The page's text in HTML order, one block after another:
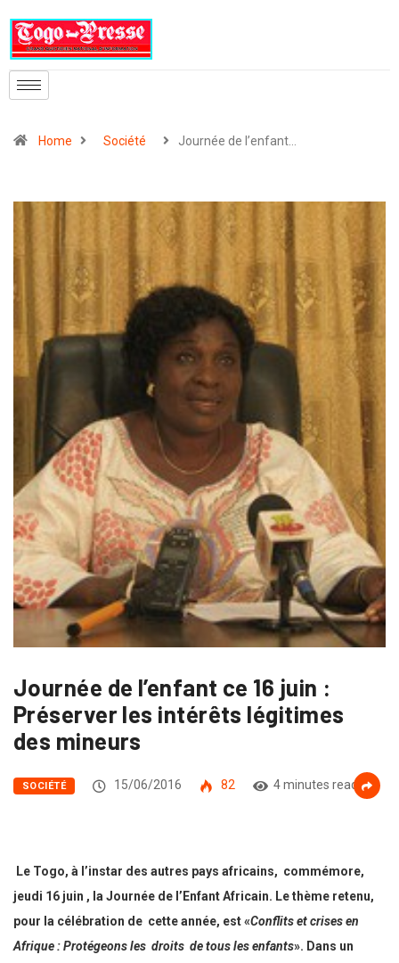
Home Société Journée de l’enfant…
Journée de l’enfant ce 16 juin :
Préserver les intérêts légitimes
des mineurs
SOCIÉTÉ 15/06/2016 82 4 minutes read
Le Togo, à l’instar des autres pays africains, commémore,
jeudi 16 juin , la Journée de l’Enfant Africain. Le thème retenu,
pour la célébration de cette année, est «Conflits et crises en
Afrique : Protégeons les droits de tous les enfants». Dans un